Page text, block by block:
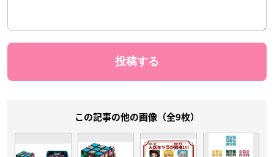
この記事の他の画像（全9枚）